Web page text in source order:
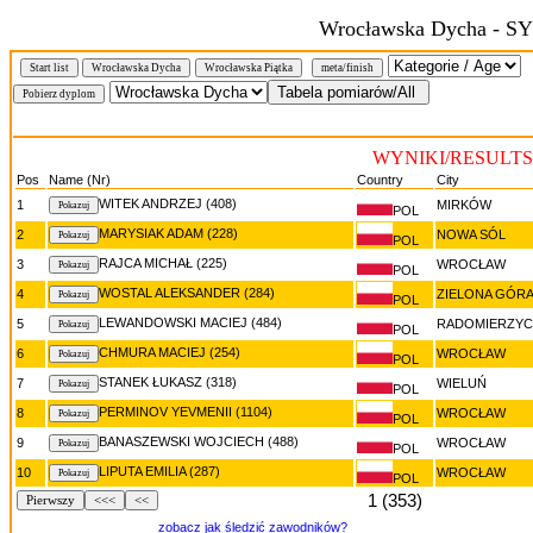
Wrocławska Dycha -
Start list Wrocławska Dycha Wrocławska Piątka meta/finish
WYNIKI/RESULTS
Pos Name (Nr) Country
City
1
WITEK ANDRZEJ (408) POL MIRKÓW
2 MARYSIAK ADAM (228) POL NOWA SÓL
3 RAJCA MICHAŁ (225) POL WROCŁAW
4 WOSTAL ALEKSANDER (284) POL ZIELONA GÓRA
5 LEWANDOWSKI MACIEJ (484) POL
6 CHMURA MACIEJ (254) POL WROCŁAW
7 STANEK ŁUKASZ (318) POL WIELUŃ
8 PERMINOV YEVMENII (1104) POL WROCŁAW
9 BANASZEWSKI WOJCIECH (488) POL WROCŁAW
10 LIPUTA EMILIA (287) POL WROCŁAW
Pierwszy <<< << 1 (353)
zobacz jak śledzić zawodników?